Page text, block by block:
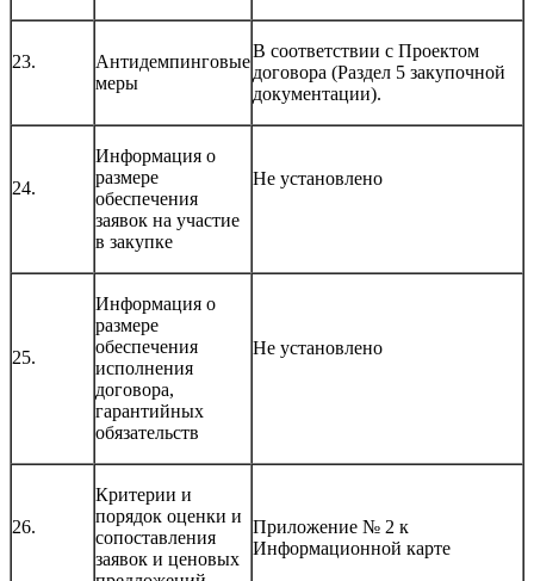
23.
Антидемпинговые
меры
В соответствии с Проектом
договора (Раздел 5 закупочной
документации).
24.
Информация о
размере
обеспечения
заявок на участие
в закупке
Не установлено
25.
Информация о
размере
обеспечения
исполнения
договора,
гарантийных
обязательств
Не установлено
26.
Критерии и
порядок оценки и
сопоставления
заявок и ценовых
Приложение № 2 к
Информационной карте